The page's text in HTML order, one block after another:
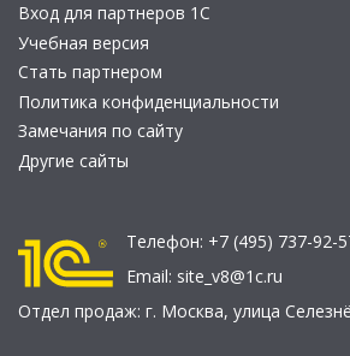
Вход для партнеров 1С
Учебная версия
Стать партнером
Политика конфиденциальности
Замечания по сайту
Другие сайты
Телефон: +7 (495) 737-92-
Email: site_v8@1c.ru
Отдел продаж: г. Москва, улица